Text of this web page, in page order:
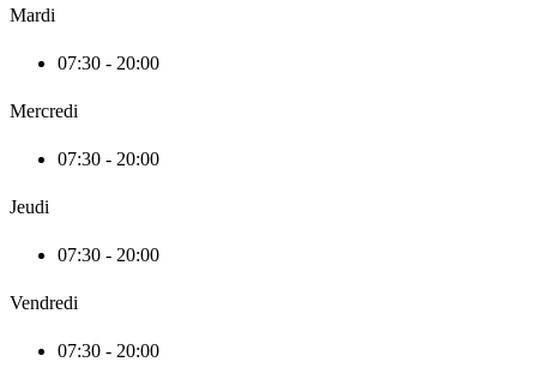
Mardi
07:30 - 20:00
Mercredi
07:30 - 20:00
Jeudi
07:30 - 20:00
Vendredi
07:30 - 20:00